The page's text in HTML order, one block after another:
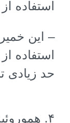
استفاده
– این
استفاده
حد زیادی
۴.